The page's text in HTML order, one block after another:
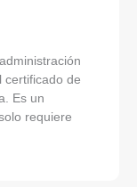
certificado de
Es un
requiere